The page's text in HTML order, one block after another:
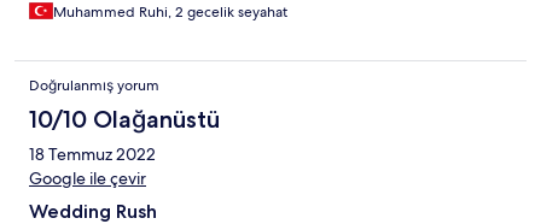
Muhammed Ruhi, 2 gecelik seyahat
Doğrulanmış yorum
10/10 Olağanüstü
18 Temmuz 2022
Google ile çevir
Wedding Rush